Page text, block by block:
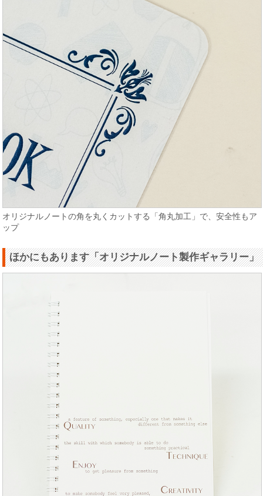
オリジナルノートの角を丸くカットする「角丸加工」で、安全性もア
ップ
ほかにもあります「オリジナルノート製作ギャラリー」